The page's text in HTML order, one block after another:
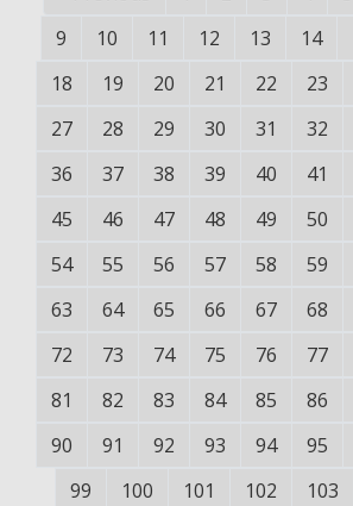
9
10 11 12 13 14
18
19 20 21 22 23
27
28 29 30 31 32
36
37 38 39 40 41
45
46 47 48 49 50
54
55 56 57 58 59
63
64 65 66 67 68
72
73 74 75 76 77
81
82 83 84 85 86
90
91 92 93 94 95
99
100 101 102 103